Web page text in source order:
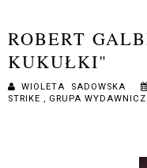
ROBERT
KUKUŁKI"
WIOLETA SADOWSKA
STRIKE , GRUPA